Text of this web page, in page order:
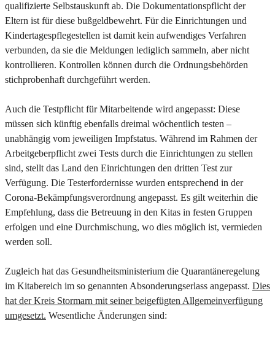
qualifizierte Selbstauskunft ab. Die Dokumentationspflicht der
Eltern ist für diese bußgeldbewehrt. Für die Einrichtungen und
Kindertagespflegestellen ist damit kein aufwendiges Verfahren
verbunden, da sie die Meldungen lediglich sammeln, aber nicht
kontrollieren. Kontrollen können durch die Ordnungsbehörden
stichprobenhaft durchgeführt werden.
Auch die Testpflicht für Mitarbeitende wird angepasst: Diese
müssen sich künftig ebenfalls dreimal wöchentlich testen –
unabhängig vom jeweiligen Impfstatus. Während im Rahmen der
Arbeitgeberpflicht zwei Tests durch die Einrichtungen zu stellen
sind, stellt das Land den Einrichtungen den dritten Test zur
Verfügung. Die Testerfordernisse wurden entsprechend in der
Corona-Bekämpfungsverordnung angepasst. Es gilt weiterhin die
Empfehlung, dass die Betreuung in den Kitas in festen Gruppen
erfolgen und eine Durchmischung, wo dies möglich ist, vermieden
werden soll.
Zugleich hat das Gesundheitsministerium die Quarantäneregelung
im Kitabereich im so genannten Absonderungserlass angepasst. Dies
hat der Kreis Stormarn mit seiner beigefügten Allgemeinverfügung
umgesetzt. Wesentliche Änderungen sind: